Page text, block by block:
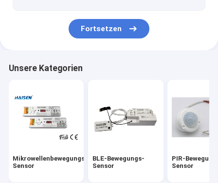
DC-Bewegungs-Sensor
Fotozellen-Tageslicht-Sensor
Bewegungs-Sensor-Fahrer
Fahrer des CER Versions-Notfallled
Fortsetzen
Unsere Kategorien
Mikrowellenbewegungs-
Sensor
BLE-Bewegungs-
Sensor
PIR-
Sensor